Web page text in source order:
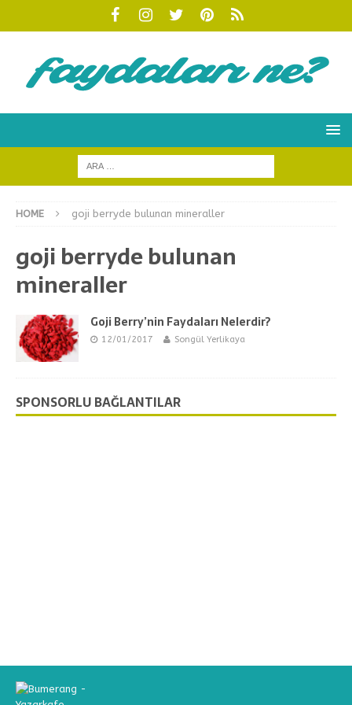
HOME goji berryde bulunan mineraller
goji berryde bulunan
mineraller
Goji Berry’nin Faydaları Nelerdir?
12/01/2017 Songül Yerlikaya
SPONSORLU BAĞLANTILAR